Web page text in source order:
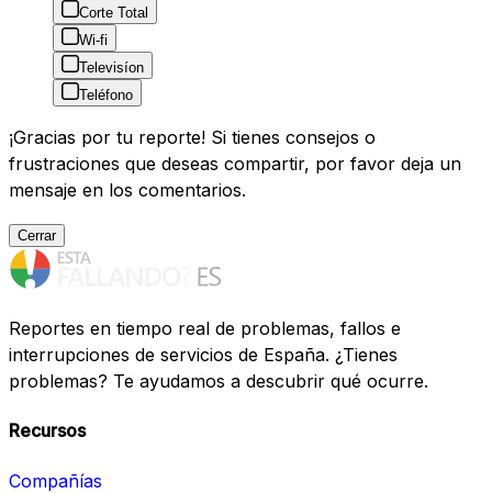
Corte Total
Wi-fi
Televisíon
Teléfono
¡Gracias por tu reporte! Si tienes consejos o
frustraciones que deseas compartir, por favor deja un
mensaje en los comentarios.
Cerrar
Reportes en tiempo real de problemas, fallos e
interrupciones de servicios de España. ¿Tienes
problemas? Te ayudamos a descubrir qué ocurre.
Recursos
Compañías